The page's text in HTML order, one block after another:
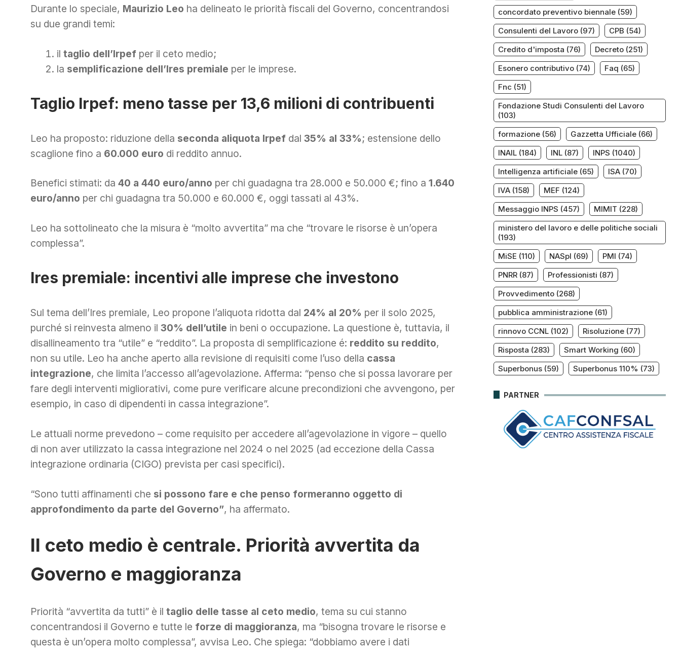
Durante lo speciale, Maurizio Leo ha delineato le priorità fiscali del Governo, concentrandosi
su due grandi temi:
il taglio dell’Irpefper il ceto medio;
la semplificazione dell’Ires premiale per le imprese.
Taglio Irpef: meno tasse per 13,6 milioni di contribuenti
Leo ha proposto: riduzione della seconda aliquota Irpef dal 35% al 33%; estensione dello
scaglione fino a 60.000 euro di reddito annuo.
Benefici stimati: da 40 a 440 euro/anno per chi guadagna tra 28.000 e 50.000 €; fino a 1.640
euro/anno per chi guadagna tra 50.000 e 60.000 €, oggi tassati al 43%.
Leo ha sottolineato che la misura è “molto avvertita” ma che “trovare le risorse è un’opera
complessa”.
Ires premiale: incentivi alle imprese che investono
Sul tema dell’Ires premiale, Leo propone l’aliquota ridotta dal 24% al 20% per il solo 2025,
purché si reinvesta almeno il 30% dell’utile in beni o occupazione. La questione è, tuttavia, il
disallineamento tra “utile” e “reddito”. La proposta di semplificazione é: reddito su reddito,
non su utile. Leo ha anche aperto alla revisione di requisiti come l’uso della cassa
integrazione, che limita l’accesso all’agevolazione. Afferma: “penso che si possa lavorare per
fare degli interventi migliorativi, come pure verificare alcune precondizioni che avvengono, per
esempio, in caso di dipendenti in cassa integrazione”.
Le attuali norme prevedono – come requisito per accedere all’agevolazione in vigore – quello
di non aver utilizzato la cassa integrazione nel 2024 o nel 2025 (ad eccezione della Cassa
integrazione ordinaria (CIGO) prevista per casi specifici).
“Sono tutti affinamenti che si possono fare e che penso formeranno oggetto di
approfondimento da parte del Governo”, ha affermato.
Il ceto medio è centrale. Priorità avvertita da
Governo e maggioranza
Priorità “avvertita da tutti” è il taglio delle tasse al ceto medio, tema su cui stanno
concentrandosi il Governo e tutte le forze di maggioranza, ma “bisogna trovare le risorse e
questa è un’opera molto complessa”, avvisa Leo. Che spiega: “dobbiamo avere i dati
concordato preventivo biennale(59)
Consulenti del Lavoro(97) CPB (54)
Credito d'imposta (76) Decreto(251)
Esonero contributivo(74) Faq (65)
Fnc (51)
Fondazione Studi Consulenti del Lavoro
(103)
formazione(56) Gazzetta Ufficiale(66)
INAIL(184) INL(87) INPS (1040)
Intelligenza artificiale(65) ISA(70)
IVA(158) MEF (124)
Messaggio INPS (457) MIMIT (228)
ministero del lavoro e delle politiche sociali
(193)
MiSE (110) NASpI (69) PMI (74)
PNRR(87) Professionisti (87)
Provvedimento(268)
pubblica amministrazione(61)
rinnovo CCNL(102) Risoluzione(77)
Risposta (283) Smart Working (60)
Superbonus(59) Superbonus 110% (73)
PARTNER